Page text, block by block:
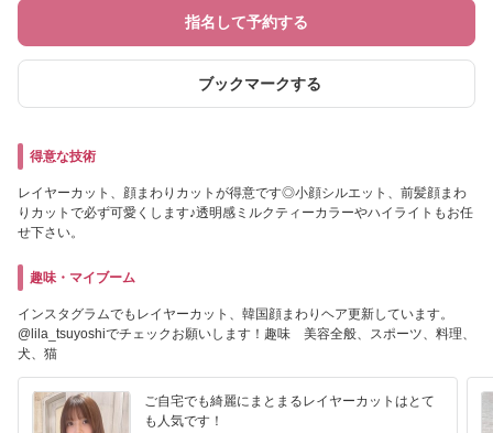
指名して予約する
ブックマークする
得意な技術
レイヤーカット、顔まわりカットが得意です◎小顔シルエット、前髪顔まわ
りカットで必ず可愛くします♪透明感ミルクティーカラーやハイライトもお任
せ下さい。
趣味・マイブーム
インスタグラムでもレイヤーカット、韓国顔まわりヘア更新しています。
@lila_tsuyoshiでチェックお願いします！趣味 美容全般、スポーツ、料理、
犬、猫
ご自宅でも綺麗にまとまるレイヤーカットはとて
も人気です！